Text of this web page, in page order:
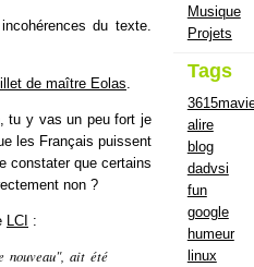
du texte.
de maître Eolas
tu y vas un peu fort je
les Français puissent
constater que certains
non ?
LCI :
nouveau", ait été
Musique
Projets
Tags
alire
blog
dadvsi
fun
google
humeur
linux